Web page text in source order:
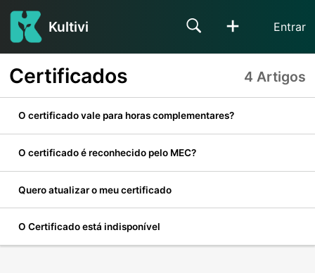
Kultivi Entrar
Certificados 4 Artigos
O certificado vale para horas complementares?
O certificado é reconhecido pelo MEC?
Quero atualizar o meu certificado
O Certificado está indisponível